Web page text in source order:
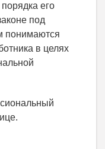
его
под
понимаются
в целях